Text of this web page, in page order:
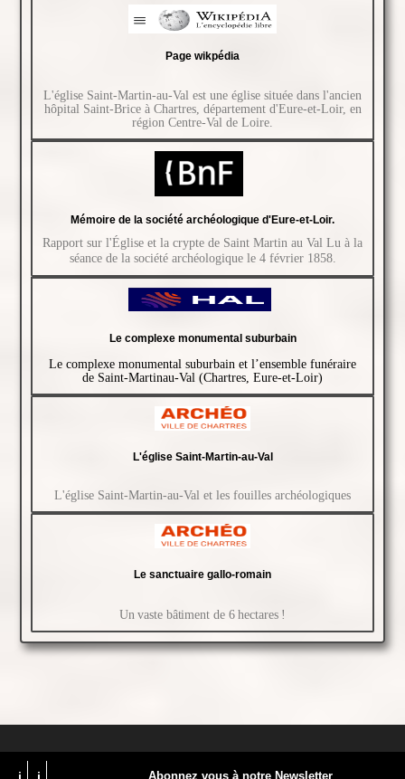
Page wikpédia
L'église Saint-Martin-au-Val est une église située dans l'ancien
hôpital Saint-Brice à Chartres, département d'Eure-et-Loir, en
région Centre-Val de Loire.
Mémoire de la société archéologique d'Eure-et-Loir.
Rapport sur l'Église et la crypte de Saint Martin au Val Lu à la
séance de la société archéologique le 4 février 1858.
Le complexe monumental suburbain
Le complexe monumental suburbain et l’ensemble funéraire
de Saint-Martinau-Val (Chartres, Eure-et-Loir)
L'église Saint-Martin-au-Val
L'église Saint-Martin-au-Val et les fouilles archéologiques
Le sanctuaire gallo-romain
Un vaste bâtiment de 6 hectares !
Abonnez vous à notre Newsletter